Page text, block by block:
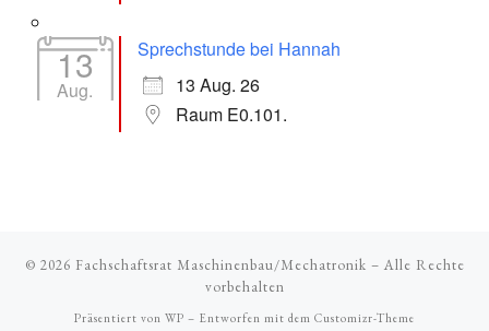
13
Aug.
Sprechstunde bei Hannah
13 Aug. 26
Raum E0.101.
© 2026 Fachschaftsrat Maschinenbau/Mechatronik – Alle Rechte
vorbehalten
Präsentiert von WP – Entworfen mit dem Customizr-Theme